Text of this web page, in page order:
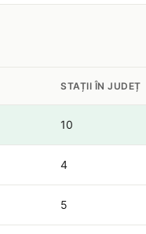
STAȚII ÎN JUDEȚ
10
4
5